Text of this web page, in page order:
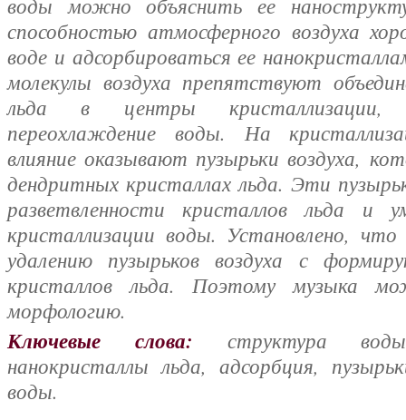
способностью атмосферного воздуха
воде и адсорбироваться ее
молекулы воздуха препятствуют
льда в центры кристаллизации,
переохлаждение воды. На
влияние оказывают пузырьки воздуха,
дендритных кристаллах льда. Эти
разветвленности кристаллов льда и
кристаллизации воды. Установлено, что
удалению пузырьков воздуха с
кристаллов льда. Поэтому музыка
морфологию.
Ключевые слова: структура воды,
нанокристаллы льда, адсорбция,
воды.